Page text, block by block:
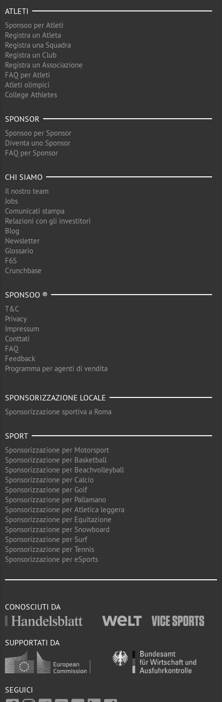
ATLETI
Sponsoo per Atleti
Registra un Atleta
Registra una Squadra
Registra un Club
Registra un Associazione
FAQ per Atleti
Atleti olimpici
College Athletes
SPONSOR
Sponsoo per Sponsor
Diventa uno Sponsor
FAQ per Sponsor
CHI SIAMO
Il nostro team
Jobs
Comunicati stampa
Relazioni con gli investitori
Blog
Newsletter
Glossario
F6S
Crunchbase
SPONSOO ®
T&C
Privacy
Impressum
Conttati
FAQ
Feedback
Programma per agenti di vendita
SPONSORIZZAZIONE LOCALE
Sponsorizzazione sportiva a Roma
SPORT
Sponsorizzazione per Motorsport
Sponsorizzazione per Basketball
Sponsorizzazione per Beachvolleyball
Sponsorizzazione per Calcio
Sponsorizzazione per Golf
Sponsorizzazione per Pallamano
Sponsorizzazione per Atletica leggera
Sponsorizzazione per Equitazione
Sponsorizzazione per Snowboard
Sponsorizzazione per Surf
Sponsorizzazione per Tennis
Sponsorizzazione per eSports
CONOSCIUTI DA
SUPPORTATI DA
SEGUICI